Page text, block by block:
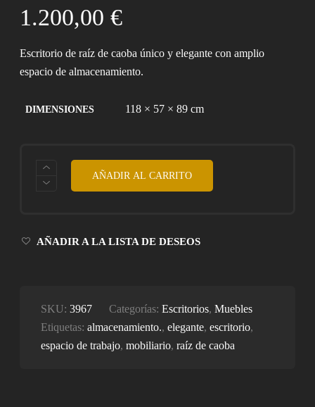
1.200,00€
Escritorio de raíz de caoba único y elegante con amplio
espacio de almacenamiento.
DIMENSIONES 118 × 57 × 89 cm
ESCRITORIO
AÑADIR AL CARRITO
AÑADIR A LA LISTA DE DESEOS
SKU:3967 Categorías:Escritorios,Muebles
Etiquetas:almacenamiento.,elegante,escritorio,
espacio de trabajo,mobiliario,raíz de caoba